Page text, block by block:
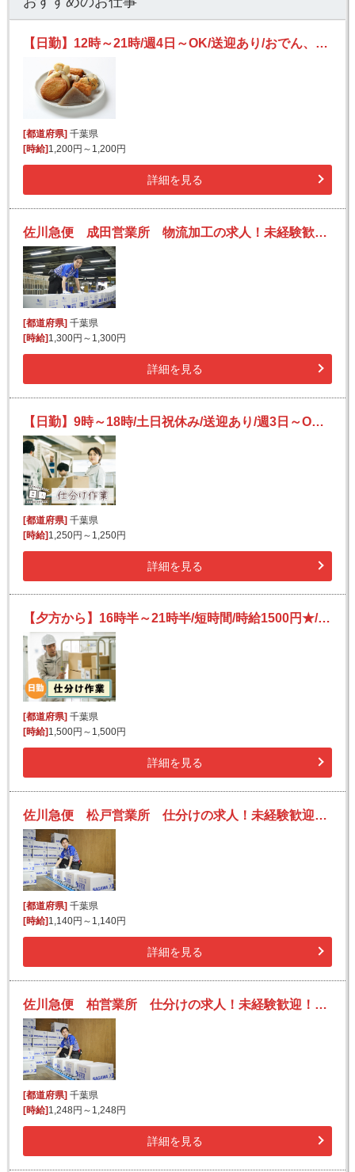
【日勤】12時～21時/週4日～OK/送迎あり/おでん、おせち向け商品の仕分けなど
[都道府県] 千葉県
[時給] 1,200円～1,200円
詳細を見る
佐川急便 成田営業所 物流加工の求人！未経験歓迎！先輩たちがサポートします♪
[都道府県]千葉県
[時給]1,300円～1,300円
詳細を見る
【日勤】9時～18時/土日祝休み/送迎あり/週3日～OK！/未経験歓迎/倉庫内での荷物の仕分け作業
[都道府県]千葉県
[時給]1,250円～1,250円
詳細を見る
【夕方から】16時半～21時半/短時間/時給1500円★/未経験OK/綺麗な施設内/駅チカ/荷物の仕分け・移動
[都道府県] 千葉県
[時給] 1,500円～1,500円
詳細を見る
佐川急便 松戸営業所 仕分けの求人！未経験歓迎！先輩たちがサポートします♪
[都道府県] 千葉県
[時給] 1,140円～1,140円
詳細を見る
佐川急便 柏営業所 仕分けの求人！未経験歓迎！先輩たちがサポートします♪
[都道府県] 千葉県
[時給] 1,248円～1,248円
詳細を見る